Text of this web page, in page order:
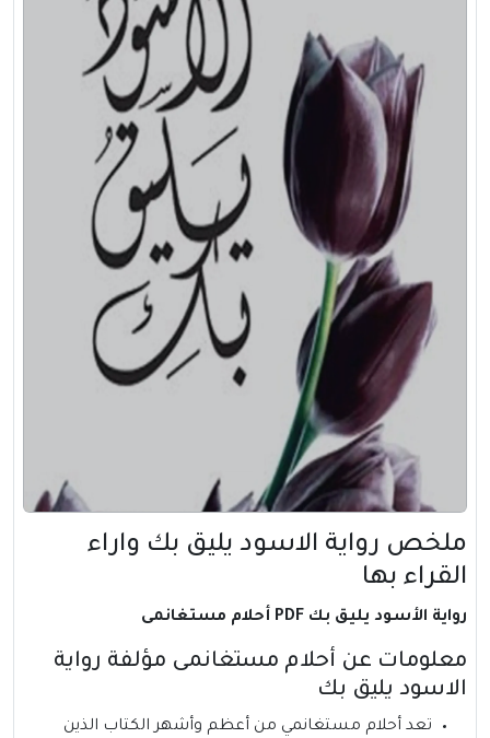
ملخص رواية الاسود يليق بك واراء
القراء بها
رواية الأسود يليق بك PDF أحلام مستغانمى
معلومات عن أحلام مستغانمى مؤلفة رواية
الاسود يليق بك
تعد أحلام مستغانمي من أعظم وأشهر الكتاب الذين